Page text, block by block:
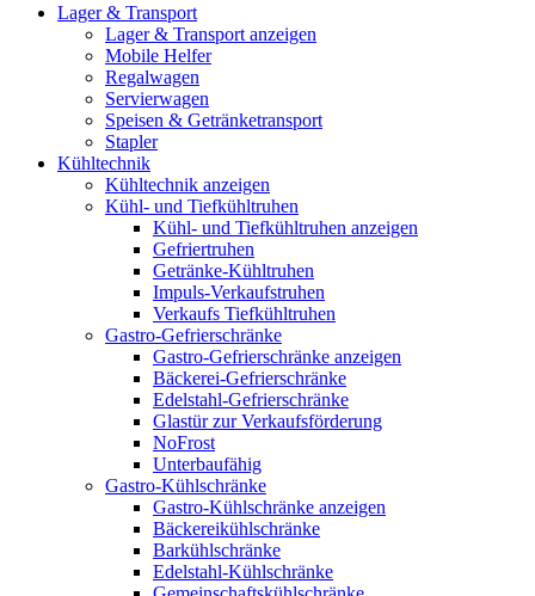
Lager & Transport
Lager & Transport anzeigen
Mobile Helfer
Regalwagen
Servierwagen
Speisen & Getränketransport
Stapler
Kühltechnik
Kühltechnik anzeigen
Kühl- und Tiefkühltruhen
Kühl- und Tiefkühltruhen anzeigen
Gefriertruhen
Getränke-Kühltruhen
Impuls-Verkaufstruhen
Verkaufs Tiefkühltruhen
Gastro-Gefrierschränke
Gastro-Gefrierschränke anzeigen
Bäckerei-Gefrierschränke
Edelstahl-Gefrierschränke
Glastür zur Verkaufsförderung
NoFrost
Unterbaufähig
Gastro-Kühlschränke
Gastro-Kühlschränke anzeigen
Bäckereikühlschränke
Barkühlschränke
Edelstahl-Kühlschränke